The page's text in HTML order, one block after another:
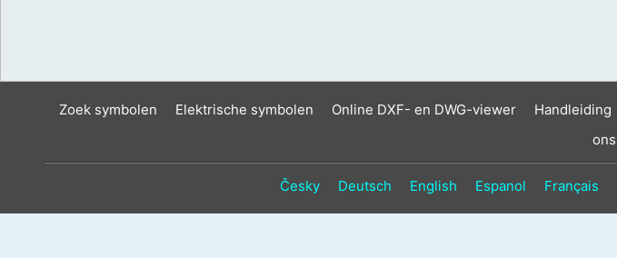
Zoek symbolen Elektrische symbolen Online DXF- en DWG-viewer Handleiding
ons
Česky Deutsch English Espanol Français